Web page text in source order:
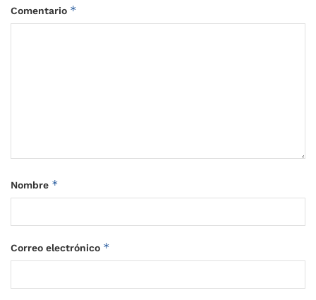
Comentario *
Nombre *
Correo electrónico *